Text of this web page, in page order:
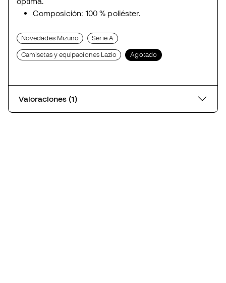
Composición: 100 % poliéster.
Novedades Mizuno Serie A
Camisetas y equipaciones Lazio Agotado
Valoraciones (1)